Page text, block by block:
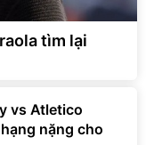
tìm lại
vs Atletico
nặng cho